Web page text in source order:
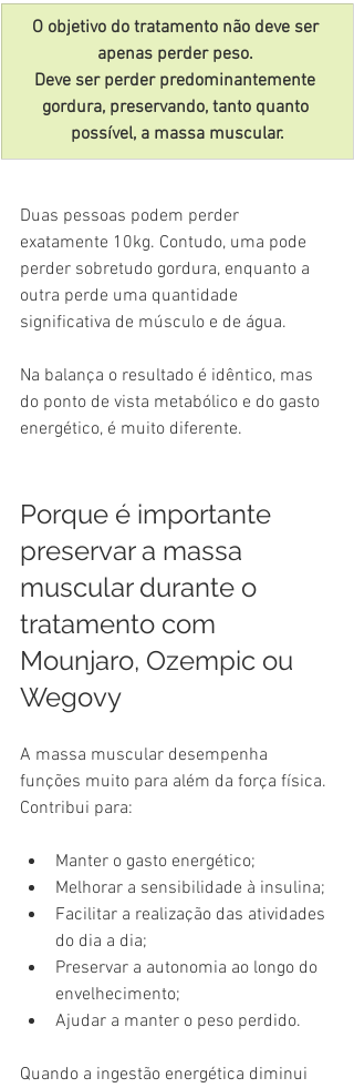
O objetivo do tratamento não deve ser
apenas perder peso.
Deve ser perder predominantemente
gordura, preservando, tanto quanto
possível, a massa muscular.
Duas pessoas podem perder
exatamente 10kg. Contudo, uma pode
perder sobretudo gordura, enquanto a
outra perde uma quantidade
significativa de músculo e de água.
Na balança o resultado é idêntico, mas
do ponto de vista metabólico e do gasto
energético, é muito diferente.
Porque é importante
preservar a massa
muscular durante o
tratamento com
Mounjaro, Ozempic ou
Wegovy
A massa muscular desempenha
funções muito para além da força física.
Contribui para:
Manter o gasto energético;
Melhorar a sensibilidade à insulina;
Facilitar a realização das atividades
do dia a dia;
Preservar a autonomia ao longo do
envelhecimento;
Ajudar a manter o peso perdido.
Quando a ingestão energética diminui